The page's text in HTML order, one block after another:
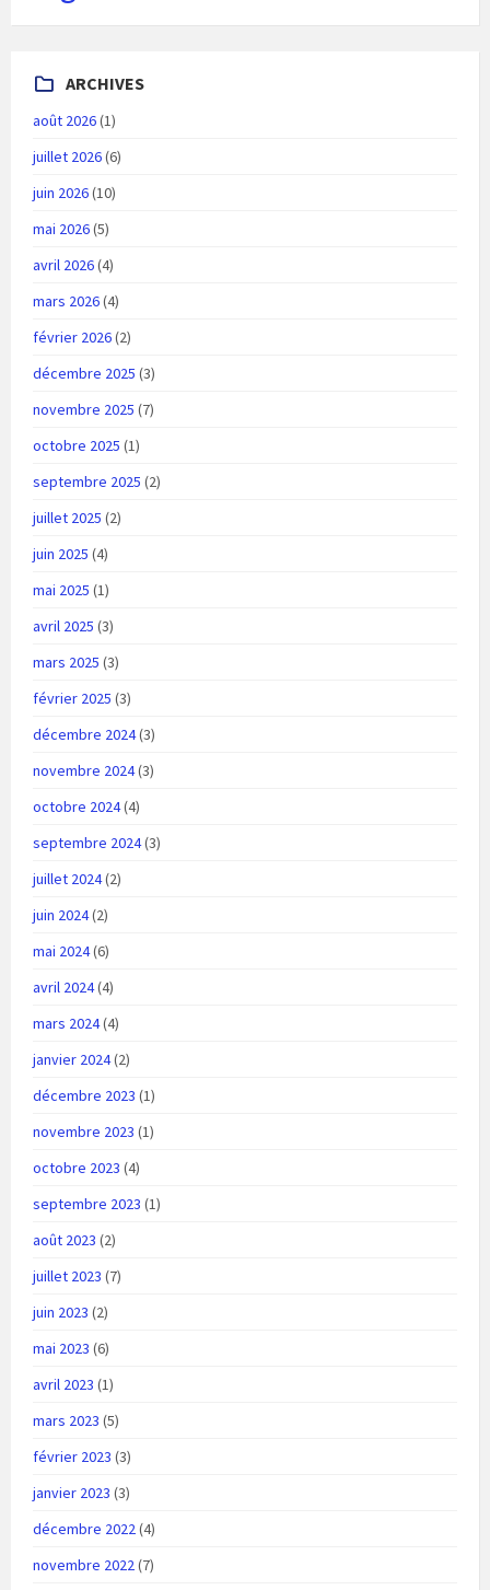
ARCHIVES
août 2026(1)
juillet 2026(6)
juin 2026(10)
mai 2026(5)
avril 2026(4)
mars 2026(4)
février 2026(2)
décembre 2025 (3)
novembre 2025 (7)
octobre 2025 (1)
septembre 2025 (2)
juillet 2025 (2)
juin 2025 (4)
mai 2025 (1)
avril 2025 (3)
mars 2025 (3)
février 2025 (3)
décembre 2024(3)
novembre 2024(3)
octobre 2024(4)
septembre 2024(3)
juillet 2024(2)
juin 2024(2)
mai 2024(6)
avril 2024(4)
mars 2024(4)
janvier 2024(2)
décembre 2023 (1)
novembre 2023 (1)
octobre 2023 (4)
septembre 2023 (1)
août 2023 (2)
juillet 2023 (7)
juin 2023 (2)
mai 2023 (6)
avril 2023 (1)
mars 2023 (5)
février 2023 (3)
janvier 2023 (3)
décembre 2022(4)
novembre 2022(7)